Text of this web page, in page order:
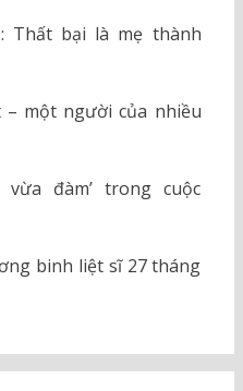
Thất bại là mẹ thành
– một người của nhiều
đàm’ trong cuộc
binh liệt sĩ 27 tháng